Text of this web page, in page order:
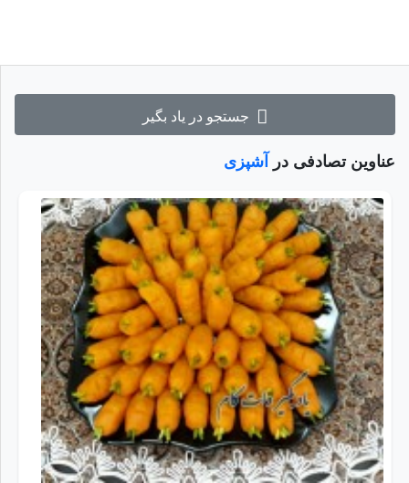
جستجو در یاد بگیر
عناوین تصادفی در آشپزی